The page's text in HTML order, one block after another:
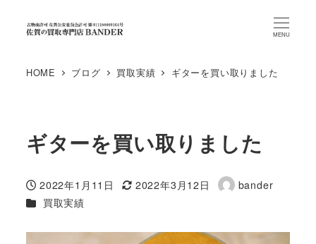
MENU
HOME ブログ 買取実績 ギターを買い取りました
ギターを買い取りました
投稿日
2022年1月11日
更新日
2022年3月12日
著
bander
カテゴリー
買取実績